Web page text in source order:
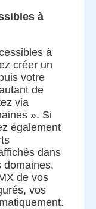
à
à
créer un
votre
de
via
». Si
également
dans
domaines.
de vos
vos